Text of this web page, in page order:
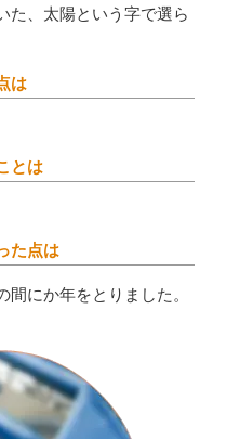
た、太陽という字で選ら
は
とは
た点は
にか年をとりました。